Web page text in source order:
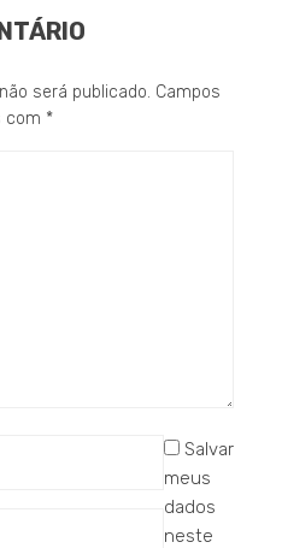
será publicado. Campos
com *
Salvar
meus
dados
neste